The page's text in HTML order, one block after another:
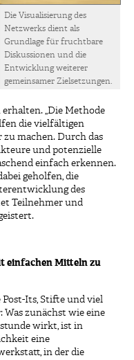
Die Visualisierung des
Netzwerks dient als
Grundlage für fruchtbare
Diskussionen und die
Entwicklung weiterer
gemeinsamer Zielsetzungen.
„Die Methode
die vielfältigen
machen. Durch das
und potenzielle
einfach erkennen.
geholfen, die
des
Teilnehmer und
einfachen Mitteln zu
Post-Its, Stifte und viel
Was zunächst wie eine
wirkt, ist in
eine
in der die